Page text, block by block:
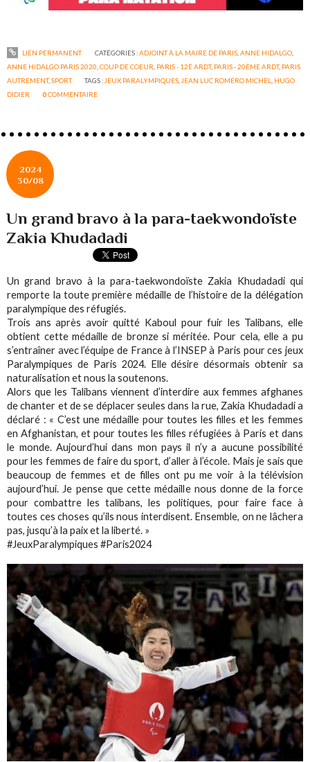
LIEN PERMANENT CATÉGORIES :ADJOINT À LA MAIRE DE PARIS, ANNE HIDALGO,
ANNE HIDALGO PARIS 2020 ,COUP DE COEUR PARIS - 12È ARDT, PARIS - 20ÈME ARDT, PARIS
AUTREMENT,SPORT TAGS : JEUX PARALYMPIQUES JEAN LUC ROMERO MICHEL
HUGO
DIDIER
0COMMENTAIRE
2024
30/08
Un grand bravo à la para-taekwondoïste
Zakia Khudadadi
Un grand bravo à la para-taekwondoïste Zakia Khudadadi qui
remporte la toute première médaille de l’histoire de la délégation
paralympique des réfugiés.
Trois ans après avoir quitté Kaboul pour fuir les Talibans, elle
obtient cette médaille de bronze si méritée. Pour cela, elle a pu
s’entraîner avec l’équipe de France à l’INSEP à Paris pour ces jeux
Paralympiques de Paris 2024. Elle désire désormais obtenir sa
naturalisation et nous la soutenons.
Alors que les Talibans viennent d’interdire aux femmes afghanes
de chanter et de se déplacer seules dans la rue, Zakia Khudadadi a
déclaré : « C’est une médaille pour toutes les filles et les femmes
en Afghanistan, et pour toutes les filles réfugiées à Paris et dans
le monde. Aujourd’hui dans mon pays il n’y a aucune possibilité
pour les femmes de faire du sport, d’aller à l’école. Mais je sais que
beaucoup de femmes et de filles ont pu me voir à la télévision
aujourd’hui. Je pense que cette médaille nous donne de la force
pour combattre les talibans, les politiques, pour faire face à
toutes ces choses qu’ils nous interdisent. Ensemble, on ne lâchera
pas, jusqu’à la paix et la liberté. »
#JeuxParalympiques #Paris2024